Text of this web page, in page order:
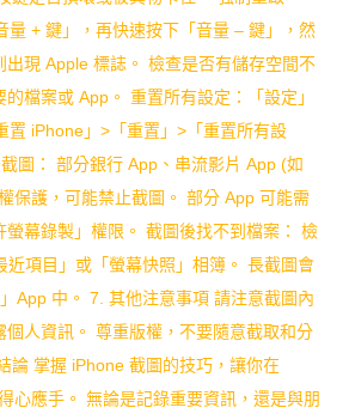
量 + 鍵」，再快速按下「音量 – 鍵」，然
出現 Apple 標誌。 檢查是否有儲存空間不
檔案或 App。 重置所有設定：「設定」
置 iPhone」>「重置」>「重置所有設
圖： 部分銀行 App、串流影片 App (如
保護，可能禁止截圖。 部分 App 可能需
螢幕錄製」權限。 截圖後找不到檔案： 檢
近項目」或「螢幕快照」相簿。 長截圖會
App 中。 7. 其他注意事項 請注意截圖內
個人資訊。 尊重版權，不要隨意截取和分
論 掌握 iPhone 截圖的技巧，讓你在
心應手。 無論是記錄重要資訊，還是與朋